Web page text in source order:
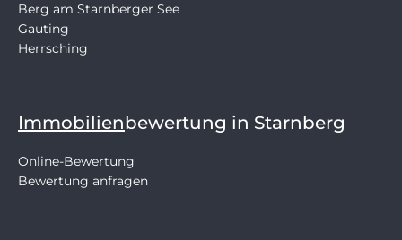
Berg am Starnberger See
Gauting
Herrsching
Immobilienbewertung in Starnberg
Online-Bewertung
Bewertung anfragen